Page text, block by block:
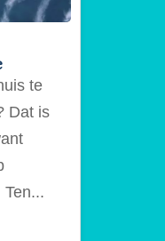
te
Dat is